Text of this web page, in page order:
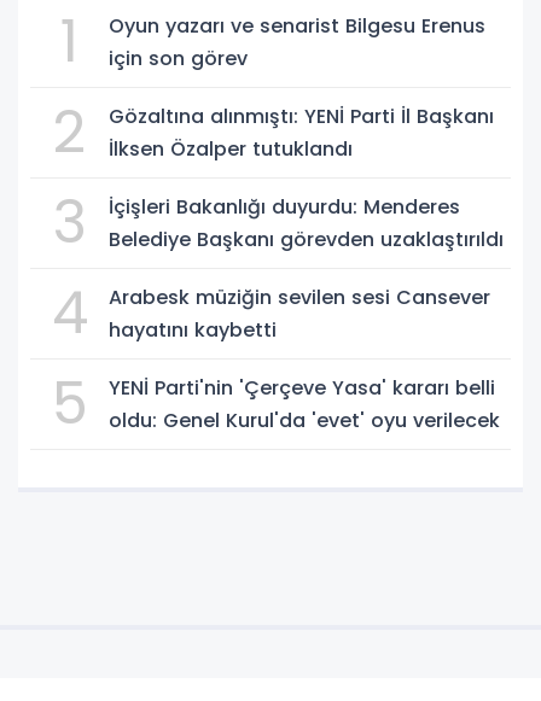
1
Oyun yazarı ve senarist Bilgesu Erenus
için son görev
2
Gözaltına alınmıştı: YENİ Parti İl Başkanı
İlksen Özalper tutuklandı
3
İçişleri Bakanlığı duyurdu: Menderes
Belediye Başkanı görevden uzaklaştırıldı
4
Arabesk müziğin sevilen sesi Cansever
hayatını kaybetti
5
YENİ Parti'nin 'Çerçeve Yasa' kararı belli
oldu: Genel Kurul'da 'evet' oyu verilecek